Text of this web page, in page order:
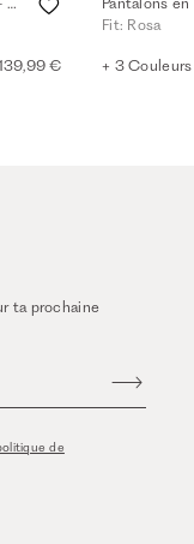
€
Fit: Rosa
+ 3 Couleurs
ta prochaine
de